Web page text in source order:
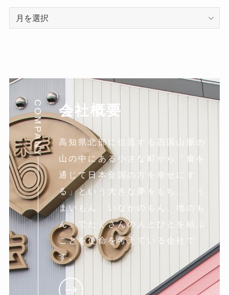
ア
COMPANY 会社概要
高知県北部に位置する四国山脈の
山の中にある小さな町から「食を
通じて日本全国の方を幸せにす
る」という大きな夢をもち、「う
まいもん、いなかのもん、地のも
ん」でたくさんの人とひとを結ぶ
ことを使命を考えている会社で
す。